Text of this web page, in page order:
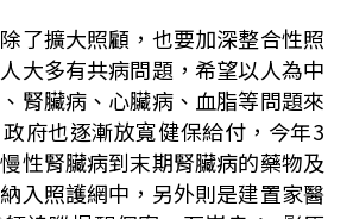
了擴大照顧，也要加深整合性照
大多有共病問題，希望以人為中
腎臟病、心臟病、血脂等問題來
府也逐漸放寬健保給付，今年3
性腎臟病到末期腎臟病的藥物及
入照護網中，另外則是建置家醫